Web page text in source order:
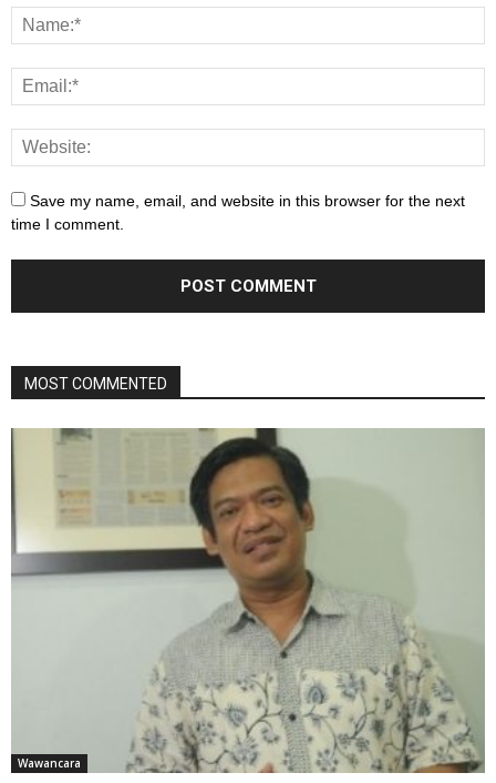
Save my name, email, and website in this browser for the next
time I comment.
MOST COMMENTED
Wawancara